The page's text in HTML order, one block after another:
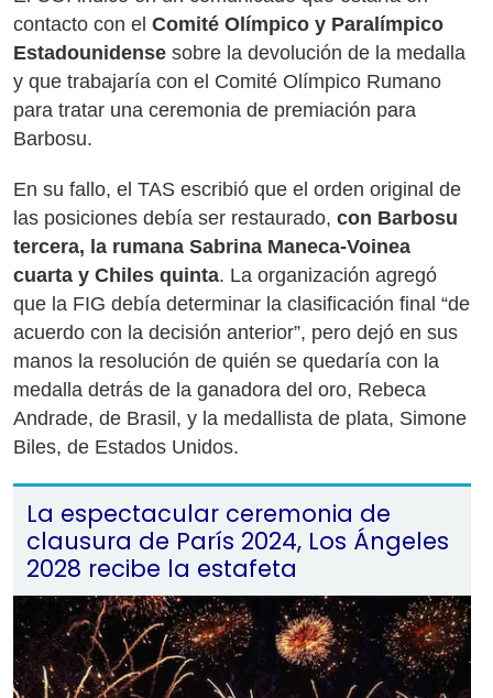
contacto con el Comité Olímpico y Paralímpico
Estadounidense sobre la devolución de la medalla
y que trabajaría con el Comité Olímpico Rumano
para tratar una ceremonia de premiación para
Barbosu.
En su fallo, el TAS escribió que el orden original de
las posiciones debía ser restaurado, con Barbosu
tercera, la rumana Sabrina Maneca-Voinea
cuarta y Chiles quinta. La organización agregó
que la FIG debía determinar la clasificación final “de
acuerdo con la decisión anterior”, pero dejó en sus
manos la resolución de quién se quedaría con la
medalla detrás de la ganadora del oro, Rebeca
Andrade, de Brasil, y la medallista de plata, Simone
Biles, de Estados Unidos.
La espectacular ceremonia de
clausura de París 2024, Los Ángeles
2028 recibe la estafeta